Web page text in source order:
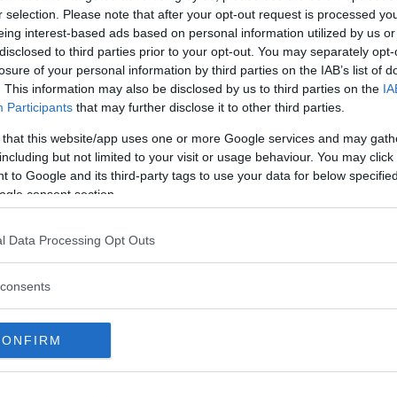
selection. Please note that after your opt-out request is processed
interest-based ads based on personal information utilized by us
to third parties prior to your opt-out. You may separately
of your personal information by third parties on the IAB’s list of
This information may also be disclosed by us to third parties on the
Participants that may further disclose it to other third parties.
that this website/app uses one or more Google services and may
but not limited to your visit or usage behaviour. You may
to Google and its third-party tags to use your data for below
consent section.
Data Processing Opt Outs
particolare ed elegante tipo di chignon.
banana.
l’acconciatura banana
banana